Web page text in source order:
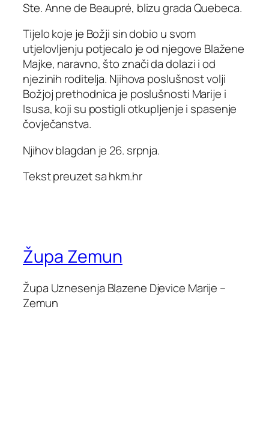
Ste. Anne de Beaupré, blizu grada Quebeca.
Tijelo koje je Božji sin dobio u svom
utjelovljenju potjecalo je od njegove Blažene
Majke, naravno, što znači da dolazi i od
njezinih roditelja. Njihova poslušnost volji
Božjoj prethodnica je poslušnosti Marije i
Isusa, koji su postigli otkupljenje i spasenje
čovječanstva.
Njihov blagdan je 26. srpnja.
Tekst preuzet sa hkm.hr
Župa Zemun
Župa Uznesenja Blazene Djevice Marije –
Zemun